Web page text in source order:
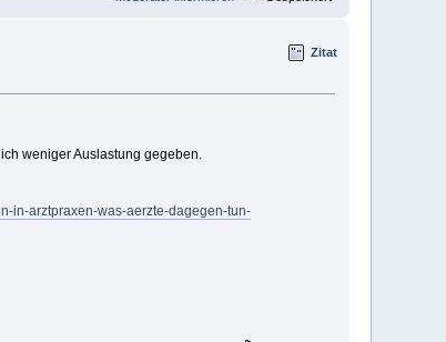
Zitat
weniger Auslastung gegeben.
in-arztpraxen-was-aerzte-dagegen-tun-